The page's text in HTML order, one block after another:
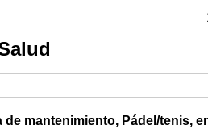
mantenimiento, Pádel/tenis,